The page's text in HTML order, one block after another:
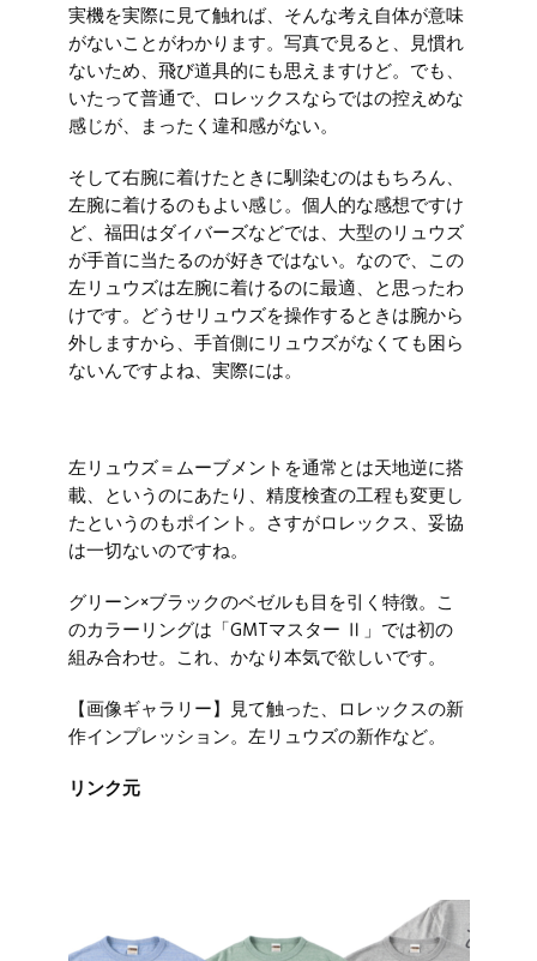
実機を実際に見て触れば、そんな考え自体が意味
がないことがわかります。写真で見ると、見慣れ
ないため、飛び道具的にも思えますけど。でも、
いたって普通で、ロレックスならではの控えめな
感じが、まったく違和感がない。
そして右腕に着けたときに馴染むのはもちろん、
左腕に着けるのもよい感じ。個人的な感想ですけ
ど、福田はダイバーズなどでは、大型のリュウズ
が手首に当たるのが好きではない。なので、この
左リュウズは左腕に着けるのに最適、と思ったわ
けです。どうせリュウズを操作するときは腕から
外しますから、手首側にリュウズがなくても困ら
ないんですよね、実際には。
左リュウズ＝ムーブメントを通常とは天地逆に搭
載、というのにあたり、精度検査の工程も変更し
たというのもポイント。さすがロレックス、妥協
は一切ないのですね。
グリーン×ブラックのベゼルも目を引く特徴。こ
のカラーリングは「GMTマスター Ⅱ」では初の
組み合わせ。これ、かなり本気で欲しいです。
【画像ギャラリー】見て触った、ロレックスの新
作インプレッション。左リュウズの新作など。
リンク元